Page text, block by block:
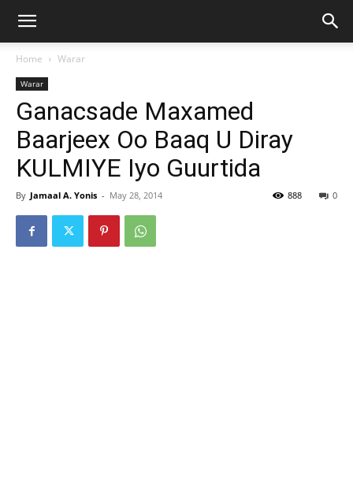
Home Warar
Warar
Ganacsade Maxamed
Baarjeex Oo Baaq U Diray
KULMIYE Iyo Guurtida
By Jamaal A. Yonis - May 28, 2014 0
888